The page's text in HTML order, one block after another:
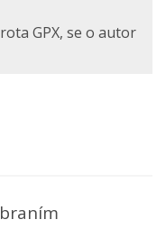
GPX, se o autor